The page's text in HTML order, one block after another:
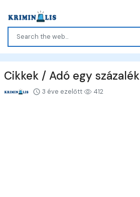
Cikkek / Adó egy százalék
3 éve ezelőtt 412